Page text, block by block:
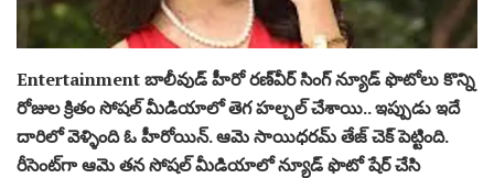
Entertainment బాలీవుడ్ హీరో ర‌ణ్‌వీర్ సింగ్ న్యూడ్ ఫొటోలు కొన్ని
రోజుల క్రితం సోషల్ మీడియాలో తెగ హల్చల్ చేశాయి.. ఇప్పుడు ఇదే
దారిలో వెళ్ళింది ఓ హీరోయిన్. ఆమె సాయిధ‌ర‌మ్ తేజ్ చెక్ పెట్టింది.
రీసెంట్‌గా ఆమె త‌న సోష‌ల్ మీడియాలో న్యూడ్ ఫొటో షేర్ చేసి